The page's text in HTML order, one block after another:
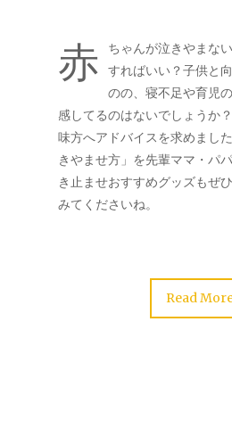
赤
ちゃんが泣きやまな
すればいい？子供と
のの、寝不足や育児
感してるのはないでしょうか
味方へアドバイスを求めまし
きやませ方」を先輩ママ・パ
き止ませおすすめグッズもぜ
みてくださいね。
Read